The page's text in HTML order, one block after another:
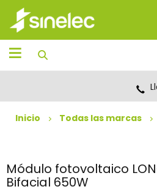
Saltar
contenido
Saltar
menú
de
navegación
Inicio Todas las marcas
Módulo fotovoltaico
Bifacial 650W